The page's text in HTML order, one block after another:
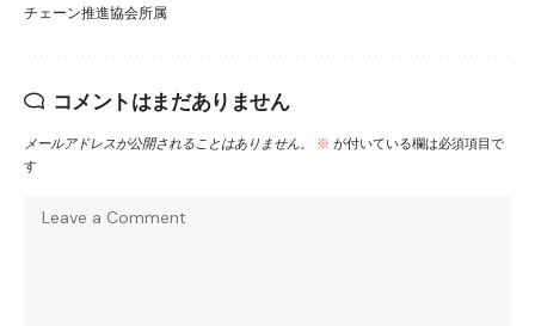
チェーン推進協会所属
コメントはまだありません
メールアドレスが公開されることはありません。 ※ が付いている欄は必須項目で
す